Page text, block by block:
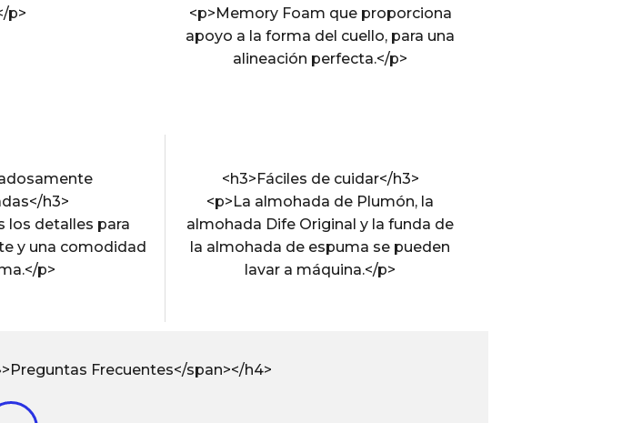
p>
<p>Memory Foam que proporciona
apoyo a la forma del cuello, para una
alineación perfecta.</p>
h3>
los detalles para
y una comodidad
p>
<h3>Fáciles de cuidar</h3>
<p>La almohada de Plumón, la
almohada Dife Original y la funda de
la almohada de espuma se pueden
lavar a máquina.</p>
Frecuentes</span></h4>